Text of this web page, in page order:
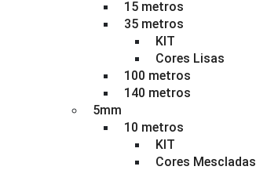
15 metros
35 metros
KIT
Cores Lisas
100 metros
140 metros
5mm
10 metros
KIT
Cores Mescladas